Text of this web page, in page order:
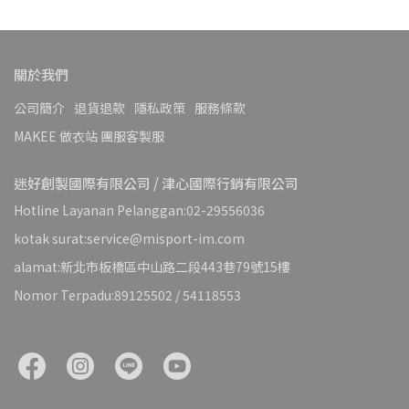
關於我們
公司簡介 退貨退款 隱私政策 服務條款
MAKEE 做衣站 團服客製服
迷好創製國際有限公司 / 津心國際行銷有限公司
Hotline Layanan Pelanggan:02-29556036
kotak surat:service@misport-im.com
alamat:新北市板橋區中山路二段443巷79號15樓
Nomor Terpadu:89125502 / 54118553